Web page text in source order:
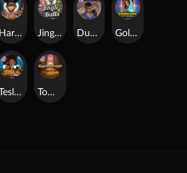
Tomb of Akhenaten
Golden Genie And The Walking Wilds
Tesla Jolt
Dungeon Quest
Jingle Balls
Harlequin Carnival